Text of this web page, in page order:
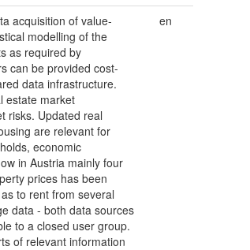
acquisition of value-
modelling of the
as required by
can be provided cost-
data infrastructure.
estate market
risks. Updated real
are relevant for
economic
in Austria mainly four
prices has been
to rent from several
data - both data sources
to a closed user group.
of relevant information
en